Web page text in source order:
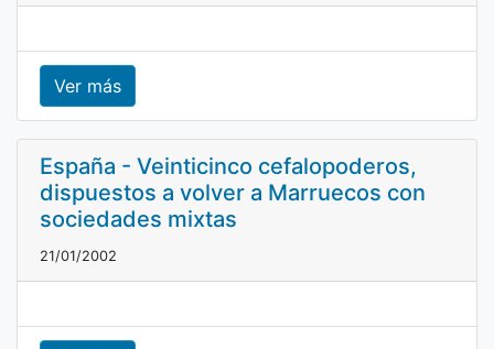
Ver más
España - Veinticinco cefalopoderos,
dispuestos a volver a Marruecos con
sociedades mixtas
21/01/2002